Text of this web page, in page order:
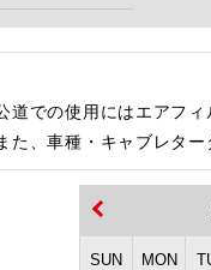
での使用にはエアフ
た、車種・キャブレタ
SUN MON